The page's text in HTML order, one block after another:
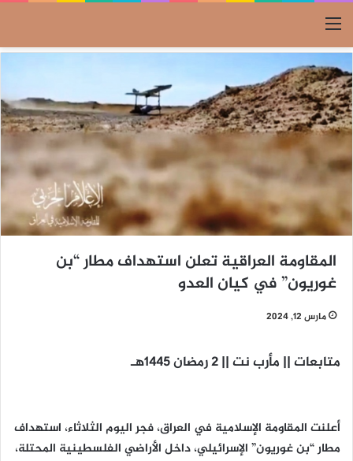
القائمة
المقاومة العراقية تعلن استهداف مطار “بن
غوريون” في كيان العدو
مارس 12, 2024
متابعات || مأرب نت || 2 رمضان 1445هـ
أعلنت المقاومة الإسلامية في العراق، فجر اليوم الثلاثاء، استهداف
مطار “بن غوريون” الإسرائيلي، داخل الأراضي الفلسطينية المحتلة،